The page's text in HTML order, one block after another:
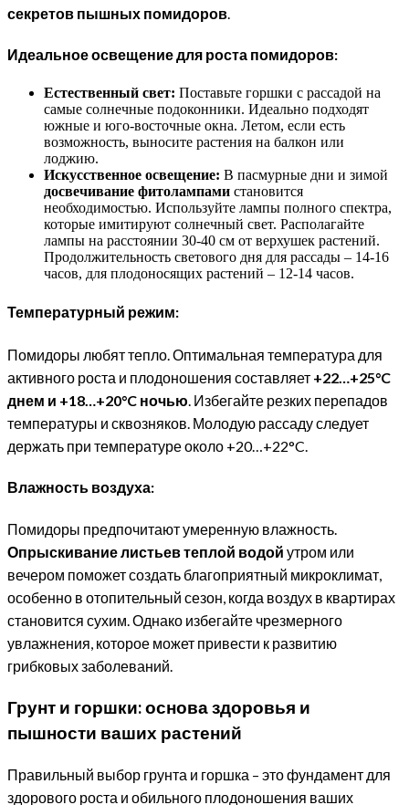
секретов пышных помидоров
Идеальное освещение для роста помидоров:
Естественный свет: Поставьте горшки с рассадой на
самые солнечные подоконники. Идеально подходят
южные и юго-восточные окна. Летом, если есть
возможность, выносите растения на балкон или
лоджию.
Искусственное освещение: В пасмурные дни и зимой
досвечивание фитолампами становится
необходимостью. Используйте лампы полного спектра,
которые имитируют солнечный свет. Располагайте
лампы на расстоянии 30-40 см от верхушек растений.
Продолжительность светового дня для рассады – 14-16
часов, для плодоносящих растений – 12-14 часов.
Температурный режим:
Помидоры любят тепло. Оптимальная температура для
активного роста и плодоношения составляет +22…+25°C
днем и +18…+20°C ночью . Избегайте резких перепадов
температуры и сквозняков. Молодую рассаду следует
держать при температуре около +20…+22°C.
Влажность воздуха:
Помидоры предпочитают умеренную влажность.
Опрыскивание листьев теплой водой утром или
вечером поможет создать благоприятный микроклимат,
особенно в отопительный сезон, когда воздух в квартирах
становится сухим. Однако избегайте чрезмерного
увлажнения, которое может привести к развитию
грибковых заболеваний.
Грунт и горшки: основа здоровья и
пышности ваших растений
Правильный выбор грунта и горшка – это фундамент для
здорового роста и обильного плодоношения ваших